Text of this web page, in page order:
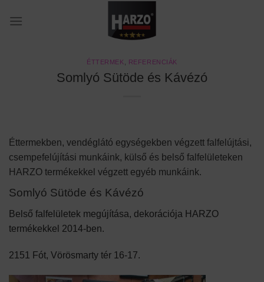
ÉTTERMEK REFERENCIÁK
Somlyó Sütöde és Kávézó
Éttermekben, vendéglátó egységekben végzett falfelújtási,
csempefelújítási munkáink, külső és belső falfelületeken
HARZO termékekkel végzett egyéb munkáink.
Somlyó Sütöde és Kávézó
Belső falfelületek megújítása, dekorációja HARZO
termékekkel 2014-ben.
2151 Fót, Vörösmarty tér 16-17.